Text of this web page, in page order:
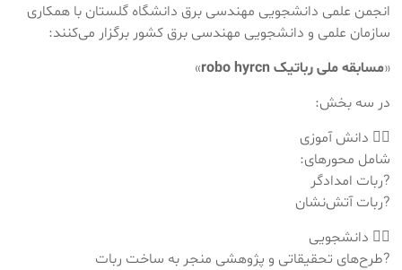
انجمن علمی دانشجویی مهندسی برق دانشگاه گلستان با همکاری
سازمان علمی و دانشجویی مهندسی برق کشور برگزار می‌کنند:
«مسابقه ملی رباتیک robo hyrcn
»
در سه بخش:
۱⃣ دانش آموزی
شامل محورهای:
?ربات امدادگر
?ربات آتش‌نشان
۲⃣ دانشجویی
?طرح‌های تحقیقاتی و پژوهشی منجر به ساخت ربات